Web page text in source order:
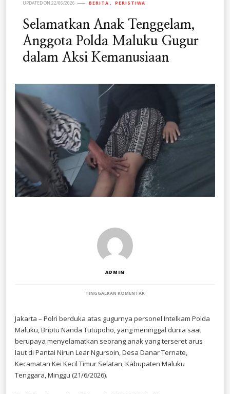
UPDATED ON 22/06/2026 BERITA PERISTIWA
Selamatkan Anak Tenggelam,
Anggota Polda Maluku Gugur
dalam Aksi Kemanusiaan
ADMIN
TINGGALKAN KOMENTAR
TENGGELAM,
POLDA
MALUKU
GUGUR
DALAM
AKSI
Jakarta – Polri berduka atas gugurnya personel Intelkam Polda
Maluku, Briptu Nanda Tutupoho, yang meninggal dunia saat
berupaya menyelamatkan seorang anak yang terseret arus
laut di Pantai Nirun Lear Ngursoin, Desa Danar Ternate,
Kecamatan Kei Kecil Timur Selatan, Kabupaten Maluku
Tenggara, Minggu (21/6/2026).